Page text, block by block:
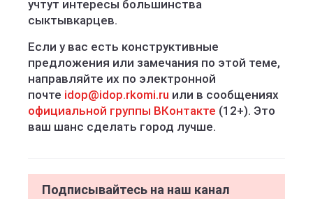
учтут интересы большинства
сыктывкарцев.
Если у вас есть конструктивные
предложения или замечания по этой теме,
направляйте их по электронной
почте idop@idop.rkomi.ru или в сообщениях
официальной группы ВКонтакте (12+). Это
ваш шанс сделать город лучше.
Подписывайтесь на наш канал